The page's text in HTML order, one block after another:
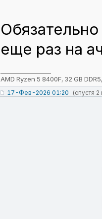
еще раз на
AMD Ryzen 5 8400F, 32 GB
17-Фев-2026 01:20 (спустя